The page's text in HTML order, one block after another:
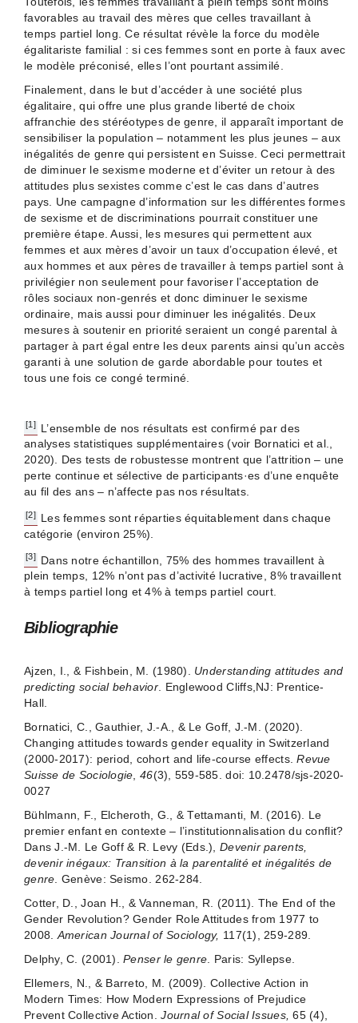
favorables au travail des mères que celles travaillant à
temps partiel long. Ce résultat révèle la force du modèle
égalitariste familial : si ces femmes sont en porte à faux avec
le modèle préconisé, elles l’ont pourtant assimilé.
Finalement, dans le but d’accéder à une société plus
égalitaire, qui offre une plus grande liberté de choix
affranchie des stéréotypes de genre, il apparaît important de
sensibiliser la population – notamment les plus jeunes – aux
inégalités de genre qui persistent en Suisse. Ceci permettrait
de diminuer le sexisme moderne et d’éviter un retour à des
attitudes plus sexistes comme c’est le cas dans d’autres
pays. Une campagne d’information sur les différentes formes
de sexisme et de discriminations pourrait constituer une
première étape. Aussi, les mesures qui permettent aux
femmes et aux mères d’avoir un taux d’occupation élevé, et
aux hommes et aux pères de travailler à temps partiel sont à
privilégier non seulement pour favoriser l’acceptation de
rôles sociaux non-genrés et donc diminuer le sexisme
ordinaire, mais aussi pour diminuer les inégalités. Deux
mesures à soutenir en priorité seraient un congé parental à
partager à part égal entre les deux parents ainsi qu’un accès
garanti à une solution de garde abordable pour toutes et
tous une fois ce congé terminé.
[1] L’ensemble de nos résultats est confirmé par des
analyses statistiques supplémentaires (voir Bornatici et al.,
2020). Des tests de robustesse montrent que l’attrition – une
perte continue et sélective de participants·es d’une enquête
au fil des ans – n’affecte pas nos résultats.
[2] Les femmes sont réparties équitablement dans chaque
catégorie (environ 25%).
[3] Dans notre échantillon, 75% des hommes travaillent à
plein temps, 12% n’ont pas d’activité lucrative, 8% travaillent
à temps partiel long et 4% à temps partiel court.
Bibliographie
Ajzen, I., & Fishbein, M. (1980). Understanding attitudes and
predicting social behavior. Englewood Cliffs,NJ: Prentice-
Hall.
Bornatici, C., Gauthier, J.-A., & Le Goff, J.-M. (2020).
Changing attitudes towards gender equality in Switzerland
(2000-2017): period, cohort and life-course effects.Revue
Suisse de Sociologie, 46(3), 559-585. doi: 10.2478/sjs-2020-
0027
Bühlmann, F., Elcheroth, G., & Tettamanti, M. (2016). Le
premier enfant en contexte – l’institutionnalisation du conflit?
Dans J.-M. Le Goff & R. Levy (Eds.),Devenir parents,
devenir inégaux: Transition à la parentalité et inégalités de
genre. Genève: Seismo. 262-284.
Cotter, D., Joan H., & Vanneman, R. (2011). The End of the
Gender Revolution? Gender Role Attitudes from 1977 to
2008.American Journal of Sociology, 117(1), 259-289.
Delphy, C. (2001).Penser le genre. Paris: Syllepse.
Ellemers, N., & Barreto, M. (2009). Collective Action in
Modern Times: How Modern Expressions of Prejudice
Prevent Collective Action.Journal of Social Issues, 65 (4),